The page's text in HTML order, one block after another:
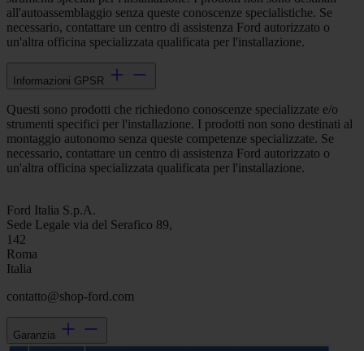
all'autoassemblaggio senza queste conoscenze specialistiche. Se
necessario, contattare un centro di assistenza Ford autorizzato o
un'altra officina specializzata qualificata per l'installazione.
Informazioni GPSR
Questi sono prodotti che richiedono conoscenze specializzate e/o
strumenti specifici per l'installazione. I prodotti non sono destinati al
montaggio autonomo senza queste competenze specializzate. Se
necessario, contattare un centro di assistenza Ford autorizzato o
un'altra officina specializzata qualificata per l'installazione.
Ford Italia S.p.A.
Sede Legale via del Serafico 89,
142
Roma
Italia
contatto@shop-ford.com
Garanzia